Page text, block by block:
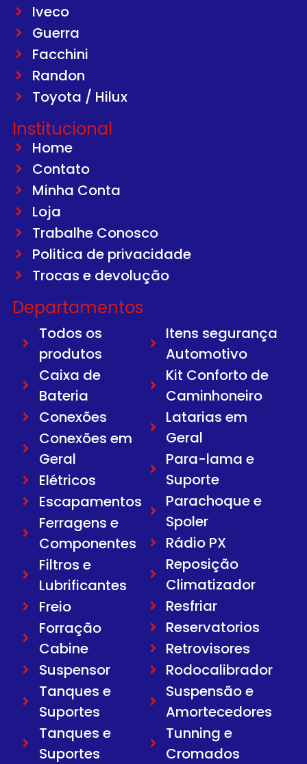
Iveco
Guerra
Facchini
Randon
Toyota / Hilux
Institucional
Home
Contato
Minha Conta
Loja
Trabalhe Conosco
Politica de privacidade
Trocas e devolução
Departamentos
Todos os
produtos
Caixa de
Bateria
Conexões
Conexões em
Geral
Elétricos
Escapamentos
Ferragens e
Componentes
Filtros e
Lubrificantes
Freio
Forração
Cabine
Suspensor
Tanques e
Suportes
Tanques e
Suportes
Itens segurança
Automotivo
Kit Conforto de
Caminhoneiro
Latarias em
Geral
Para-lama e
Suporte
Parachoque e
Spoler
Rádio PX
Reposição
Climatizador
Resfriar
Reservatorios
Retrovisores
Rodocalibrador
Suspensão e
Amortecedores
Tunning e
Cromados